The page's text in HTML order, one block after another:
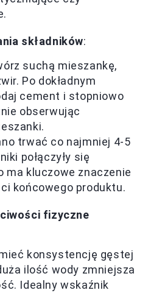
składników:
suchą mieszankę,
Po dokładnym
cement i stopniowo
obserwując
trwać co najmniej 4-5
połączyły się
ma kluczowe znaczenie
końcowego produktu.
fizyczne
konsystencję gęstej
ilość wody zmniejsza
Idealny wskaźnik